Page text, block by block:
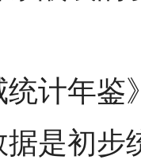
计年鉴
是初步